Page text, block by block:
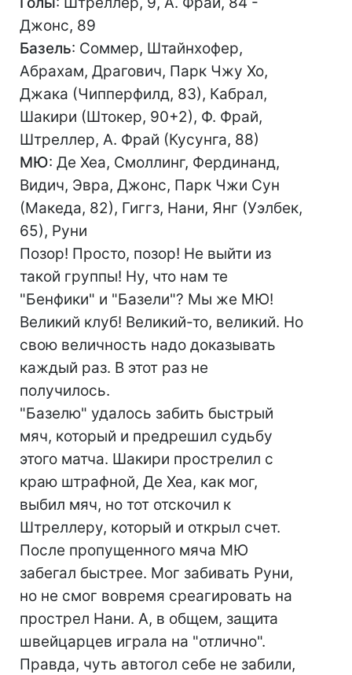
Джонс, 89
Базель: Соммер, Штайнхофер,
Абрахам, Драгович, Парк Чжу Хо,
Джака (Чипперфилд, 83), Кабрал,
Шакири (Штокер, 90+2), Ф. Фрай,
Штреллер, А. Фрай (Кусунга, 88)
МЮ: Де Хеа, Смоллинг, Фердинанд,
Видич, Эвра, Джонс, Парк Чжи Сун
(Македа, 82), Гиггз, Нани, Янг (Уэлбек,
65), Руни
Позор! Просто, позор! Не выйти из
такой группы! Ну, что нам те
"Бенфики" и "Базели"? Мы же МЮ!
Великий клуб! Великий-то, великий. Но
свою величность надо доказывать
каждый раз. В этот раз не
получилось.
"Базелю" удалось забить быстрый
мяч, который и предрешил судьбу
этого матча. Шакири прострелил с
краю штрафной, Де Хеа, как мог,
выбил мяч, но тот отскочил к
Штреллеру, который и открыл счет.
После пропущенного мяча МЮ
забегал быстрее. Мог забивать Руни,
но не смог вовремя среагировать на
прострел Нани. А, в общем, защита
швейцарцев играла на "отлично".
Правда, чуть автогол себе не забили,